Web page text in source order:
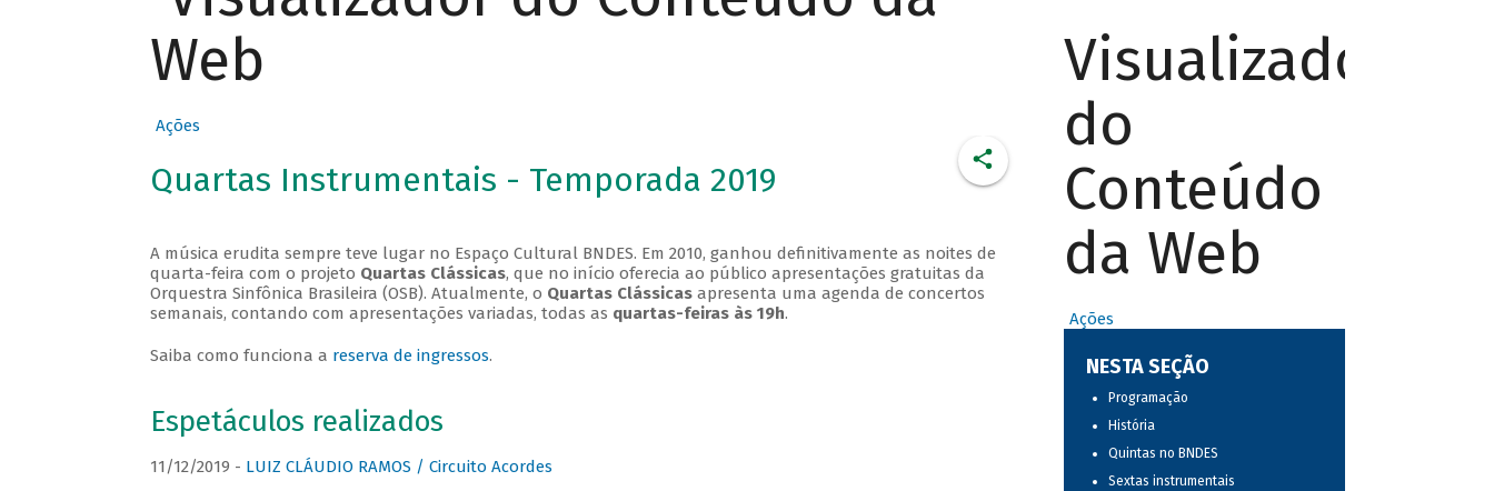
Web
Ações
Quartas Instrumentais - Temporada 2019
A música erudita sempre teve lugar no Espaço Cultural BNDES. Em 2010, ganhou definitivamente as noites de
quarta-feira com o projeto Quartas Clássicas, que no início oferecia ao público apresentações gratuitas da
Orquestra Sinfônica Brasileira (OSB). Atualmente, o Quartas Clássicasapresenta uma agenda de concertos
semanais, contando com apresentações variadas, todas as quartas-feiras às 19h.
Saiba como funciona a reserva de ingressos.
Espetáculos realizados
11/12/2019 - LUIZ CLÁUDIO RAMOS / Circuito Acordes
Visualizador
do
Conteúdo
da Web
Ações
NESTA SEÇÃO
Programação
História
Quintas no BNDES
Sextas instrumentais